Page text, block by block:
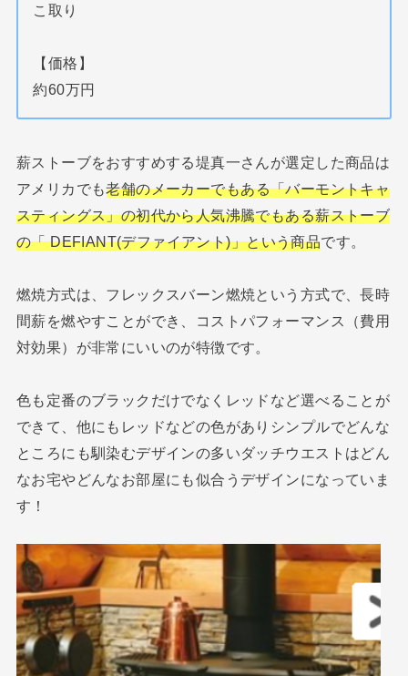
こ取り
【価格】
約60万円
薪ストーブをおすすめする堤真一さんが選定した商品は
アメリカでも老舗のメーカーでもある「バーモントキャ
スティングス」の初代から人気沸騰でもある薪ストーブ
の「 DEFIANT(デファイアント)」という商品です。
燃焼方式は、フレックスバーン燃焼という方式で、長時
間薪を燃やすことができ、コストパフォーマンス（費用
対効果）が非常にいいのが特徴です。
色も定番のブラックだけでなくレッドなど選べることが
できて、他にもレッドなどの色がありシンプルでどんな
ところにも馴染むデザインの多いダッチウエストはどん
なお宅やどんなお部屋にも似合うデザインになっていま
す！